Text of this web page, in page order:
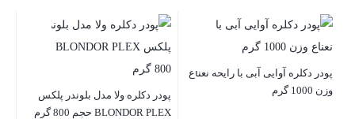
پودر دکلره آوایی آبی با رایحه نعناع
وزن 1000 گرم
پودر دکلره ولا مدل بلوندر پلکس
BLONDOR PLEX حجم 800 گرم